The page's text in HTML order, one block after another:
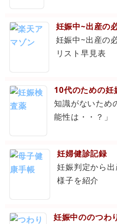
妊娠中~出産の
妊娠中~出産の
リスト早見表
10代のための妊
知識がないため
能性は・・？」
妊婦健診記録
妊娠判定から
様子を紹介
妊娠中ののつわ